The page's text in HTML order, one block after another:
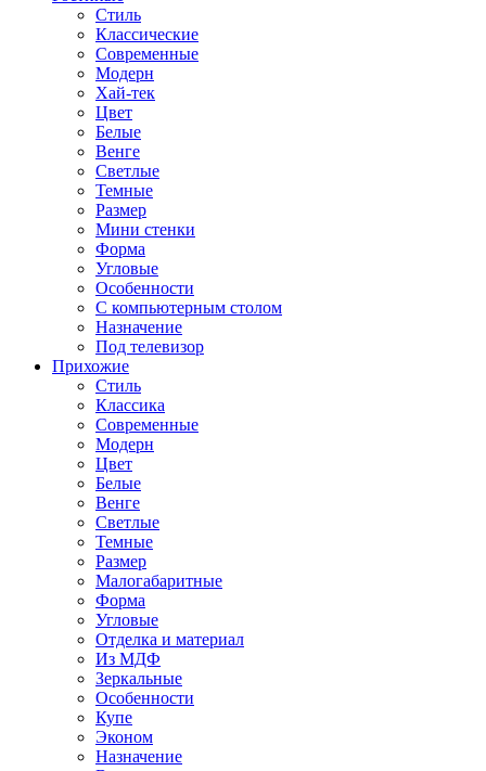
Стиль
Классические
Современные
Модерн
Хай-тек
Цвет
Белые
Венге
Светлые
Темные
Размер
Мини стенки
Форма
Угловые
Особенности
С компьютерным столом
Назначение
Под телевизор
Прихожие
Стиль
Классика
Современные
Модерн
Цвет
Белые
Венге
Светлые
Темные
Размер
Малогабаритные
Форма
Угловые
Отделка и материал
Из МДФ
Зеркальные
Особенности
Купе
Эконом
Назначение